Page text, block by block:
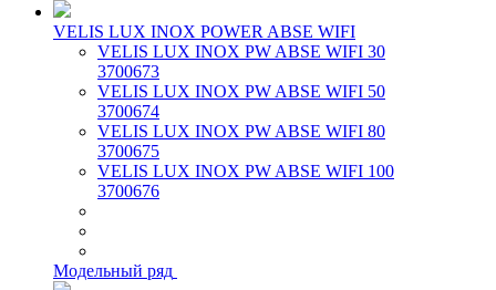
VELIS LUX INOX POWER ABSE WIFI
VELIS LUX INOX PW ABSE WIFI 30
3700673
VELIS LUX INOX PW ABSE WIFI 50
3700674
VELIS LUX INOX PW ABSE WIFI 80
3700675
VELIS LUX INOX PW ABSE WIFI 100
3700676
Модельный ряд